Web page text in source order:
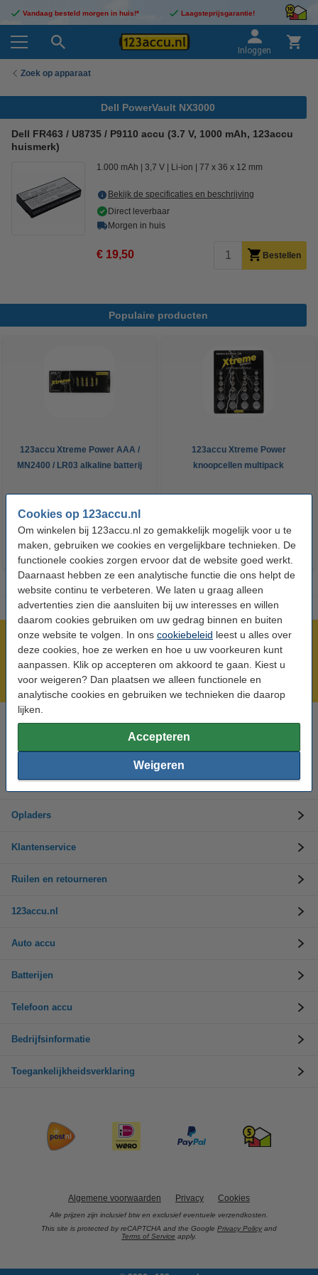
Cookies op 123accu.nl
Om winkelen bij 123accu.nl zo gemakkelijk mogelijk voor u te
maken, gebruiken we cookies en vergelijkbare technieken. De
functionele cookies zorgen ervoor dat de website goed werkt.
Daarnaast hebben ze een analytische functie die ons helpt de
website continu te verbeteren. We laten u graag alleen
advertenties zien die aansluiten bij uw interesses en willen
daarom cookies gebruiken om uw gedrag binnen en buiten
onze website te volgen. In ons cookiebeleid leest u alles over
deze cookies, hoe ze werken en hoe u uw voorkeuren kunt
aanpassen. Klik op accepteren om akkoord te gaan. Kiest u
voor weigeren? Dan plaatsen we alleen functionele en
analytische cookies en gebruiken we technieken die daarop
lijken.
Accepteren
Weigeren
Vandaag besteld morgen in huis!* Laagsteprijsgarantie!
Inloggen
Zoek op apparaat
Dell PowerVault NX3000
Dell FR463 / U8735 / P9110 accu (3.7 V, 1000 mAh, 123accu
huismerk)
1.000 mAh 3,7 V Li-ion 77 x 36 x 12 mm
Bekijk de specificaties en beschrijving
Direct leverbaar
Morgen in huis
€ 19,50 Bestellen
Populaire producten
123accu Xtreme Power AAA /
MN2400 / LR03 alkaline batterij
BTW
123accu Xtreme Power
knoopcellen multipack
Meer dan 5 miljoen klanten!
Voor 23.59 uur besteld, morgen in huis!
Laagsteprijsgarantie!
Hulp nodig? Bel ons op 0294-787125
Op werkdagen van 9.00 tot 17.30 uur
Accu's
Opladers
Klantenservice
Ruilen en retourneren
123accu.nl
Auto accu
Batterijen
Telefoon accu
Bedrijfsinformatie
Toegankelijkheidsverklaring
Algemene voorwaarden Privacy Cookies
Alle prijzen zijn inclusief btw en exclusief eventuele verzendkosten.
This site is protected by reCAPTCHA and the Google Privacy Policy and
Terms of Service apply.